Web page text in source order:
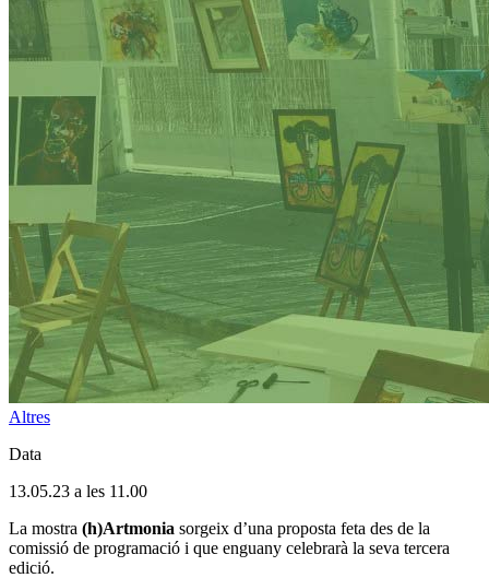
Altres
Data
13.05.23 a les 11.00
La mostra (h)Artmonia sorgeix d’una proposta feta des de la
comissió de programació i que enguany celebrarà la seva tercera
edició.